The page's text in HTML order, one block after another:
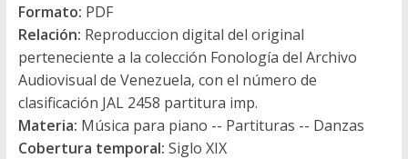
Formato: PDF
Relación: Reproduccion digital del original
perteneciente a la colección Fonología del Archivo
Audiovisual de Venezuela, con el número de
clasificación JAL 2458 partitura imp.
Materia: Música para piano -- Partituras -- Danzas
Cobertura temporal: Siglo XIX